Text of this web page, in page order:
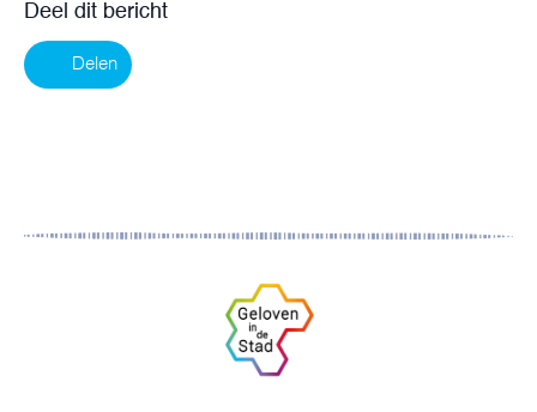
Deel dit bericht
Delen